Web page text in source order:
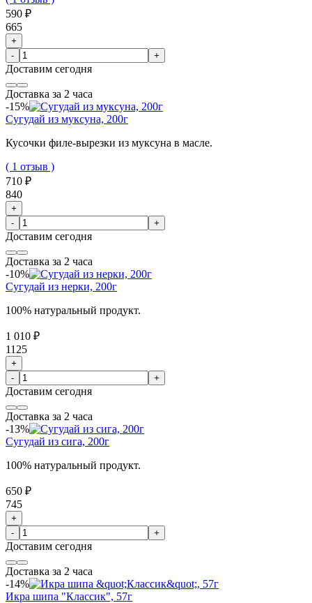
590 ₽
665
+
-
+
Доставим сегодня
Доставка за 2 часа
-15%
Сугудай из муксуна, 200г
Кусочки филе-вырезки из муксуна в масле.
( 1 отзыв )
710 ₽
840
+
-
+
Доставим сегодня
Доставка за 2 часа
-10%
Сугудай из нерки, 200г
100% натуральный продукт.
1 010 ₽
1125
+
-
+
Доставим сегодня
Доставка за 2 часа
-13%
Сугудай из сига, 200г
100% натуральный продукт.
650 ₽
745
+
-
+
Доставим сегодня
Доставка за 2 часа
-14%
Икра шипа "Классик", 57г